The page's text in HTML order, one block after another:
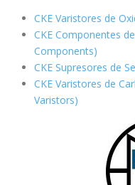
CKE Varistores de
CKE Componentes
Components)
CKE Supresores de
CKE Varistores de
Varistors)